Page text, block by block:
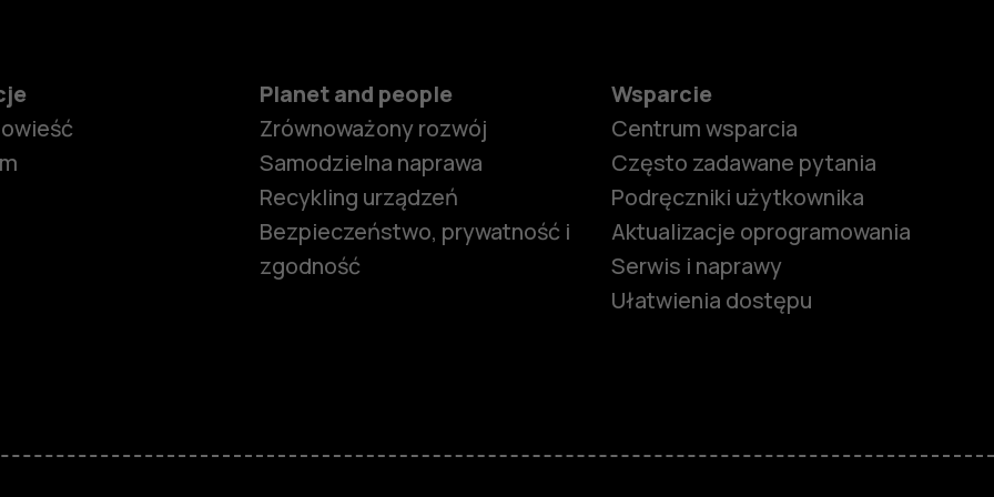
podstawowymi
Planet and people
Zrównoważony rozwój
Samodzielna naprawa
Recykling urządzeń
Bezpieczeństwo, prywatność i
zgodność
Wsparcie
Centrum wsparcia
Często zadawane pytania
Podręczniki użytkownika
Aktualizacje oprogramowania
Serwis i naprawy
Ułatwienia dostępu